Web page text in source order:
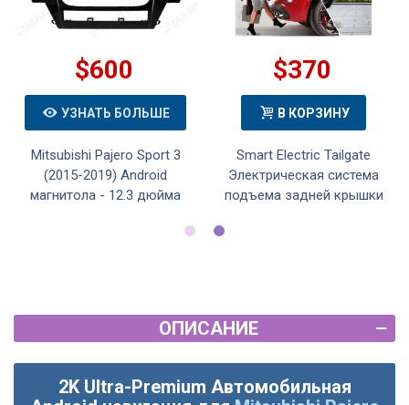
$600
УЗНАТЬ БОЛЬШЕ
Mitsubishi Pajero Sport 3
(2015-2019) Android
магнитола - 12.3 дюйма
$370
В КОРЗИНУ
Smart Electric Tailgate
Электрическая система
подъема задней крышки
ОПИСАНИЕ
2K Ultra-Premium Автомобильная